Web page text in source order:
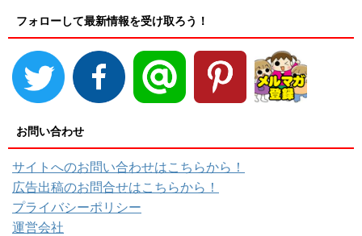
フォローして最新情報を受け取ろう！
お問い合わせ
サイトへのお問い合わせはこちらから！
広告出稿のお問合せはこちらから！
プライバシーポリシー
運営会社